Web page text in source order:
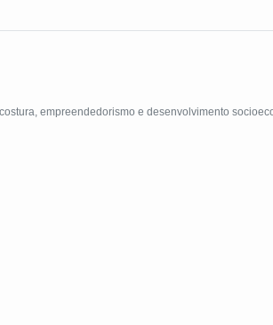
empreendedorismo e desenvolvimento